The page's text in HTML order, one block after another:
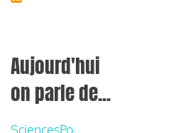
Aujourd'hui
on parle de...
SciencesPo,